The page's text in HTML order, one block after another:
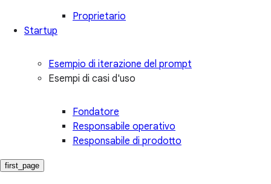
Proprietario
Startup
Esempio di iterazione del prompt
Esempi di casi d'uso
Fondatore
Responsabile operativo
Responsabile di prodotto
first_page